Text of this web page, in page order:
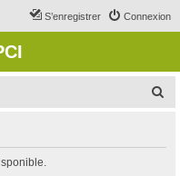
Connexion
S’enregistrer